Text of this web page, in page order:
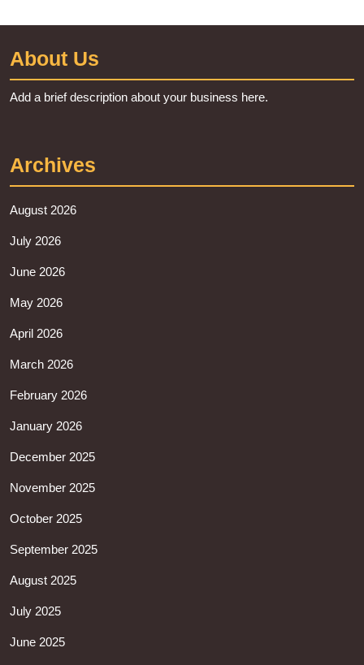
About Us
Add a brief description about your business here.
Archives
August 2026
July 2026
June 2026
May 2026
April 2026
March 2026
February 2026
January 2026
December 2025
November 2025
October 2025
September 2025
August 2025
July 2025
June 2025